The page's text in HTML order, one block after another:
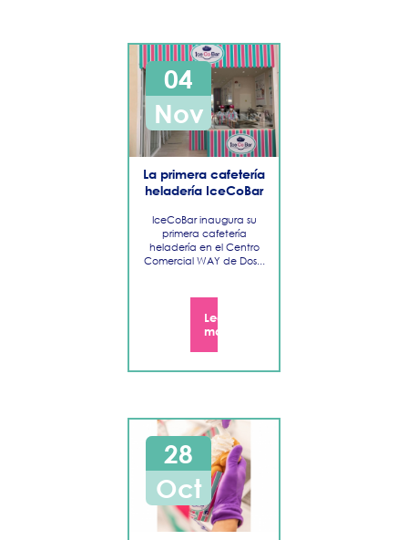
04
Nov
La primera cafetería
heladería IceCoBar
IceCoBar inaugura su
primera cafetería
heladería en el Centro
Comercial WAY de Dos...
Leer
más
28
Oct